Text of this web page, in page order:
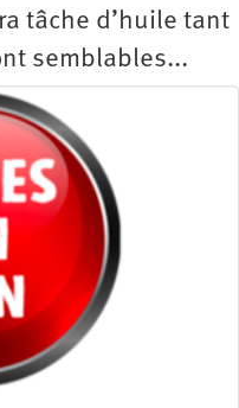
tâche d’huile tant
semblables...